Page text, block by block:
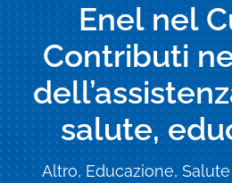
Enel nel
Contributi
salute,
Altro, Educazione,